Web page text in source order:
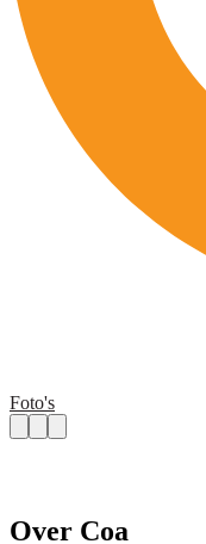
Foto's
Over Coa